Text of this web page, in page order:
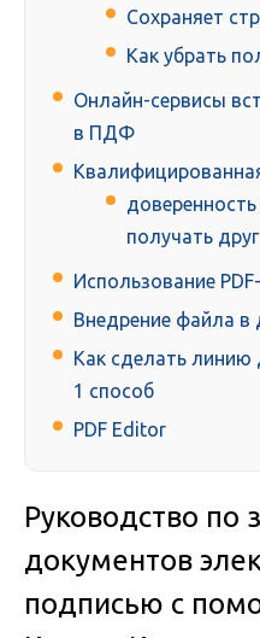
Сохраняет
Как убрать
Онлайн-сервисы
в ПДФ
получать
Использование
Внедрение файла в
Как сделать
1 способ
PDF Editor
Руководство по
документов
подписью с